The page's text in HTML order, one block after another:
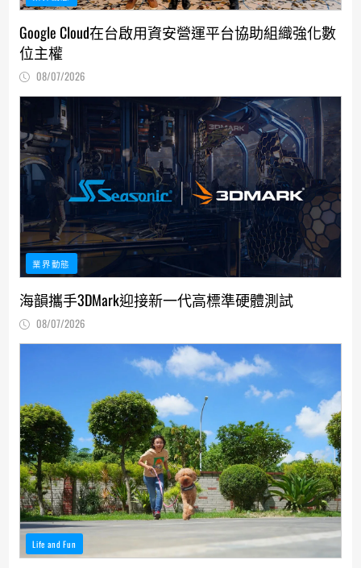
Google Cloud在台啟用資安營運平台協助組織強化數
位主權
08/07/2026
業界動態
海韻攜手3DMark迎接新一代高標準硬體測試
08/07/2026
Life and Fun